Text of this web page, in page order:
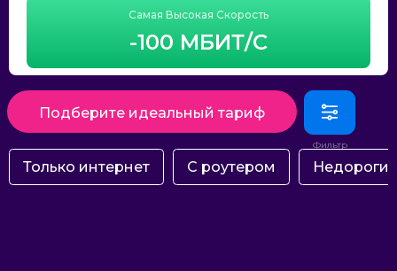
Самая Высокая Скорость
-100 МБИТ/С
Подберите идеальный тариф
Только интернет С роутером Недорогие